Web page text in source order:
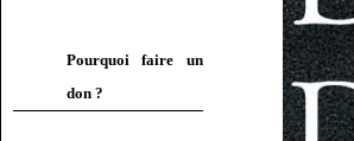
Pourquoi faire un
don ?